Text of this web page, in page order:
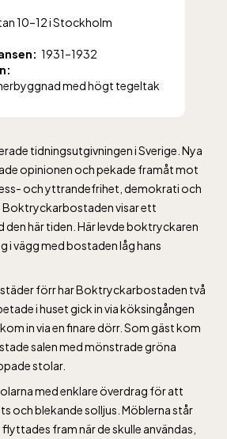
10–12 i Stockholm
1931–1932
med högt tegeltak
tidningsutgivningen i Sverige. Nya
opinionen och pekade framåt mot
och yttrandefrihet, demokrati och
Boktryckarbostaden visar ett
den här tiden. Här levde boktryckaren
i vägg med bostaden låg hans
förr har Boktryckarbostaden två
i huset gick in via köksingången
in via en finare dörr. Som gäst kom
salen med mönstrade gröna
stolar.
med enklare överdrag för att
och blekande solljus. Möblerna står
fram när de skulle användas,